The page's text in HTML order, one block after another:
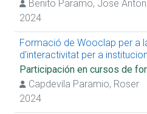
Benito Paramo, Jose
2024
Formació de Wooclap per a
d'interactivitat per a
Participación en cursos de
Capdevila Paramio, Roser
2024